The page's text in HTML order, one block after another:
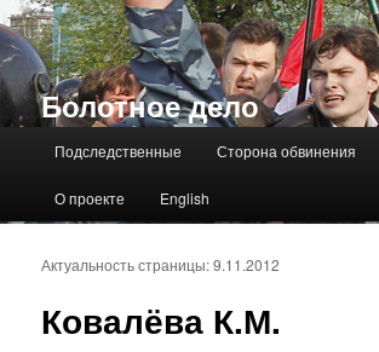
Болотное дело
Подследственные Сторона обвинения
О проекте English
Ковалёва К.М.
Актуальность страницы: 9.11.2012